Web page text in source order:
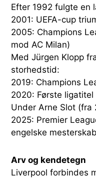
Efter 1992 fulgte en
2001: UEFA-cup
2005: Champions
mod AC Milan)
Med Jürgen Klopp
storhedstid:
2019: Champions
2020: Første
Under Arne Slot
2025: Premier
engelske mesterskab
Arv og kendetegn
Liverpool forbindes